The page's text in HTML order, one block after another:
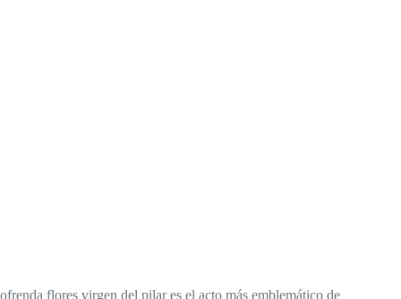
ofrenda flores virgen del pilar es el acto más emblemático de